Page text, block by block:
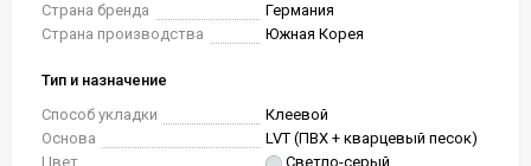
Страна бренда
Германия
Страна производства
Южная Корея
Тип и назначение
Способ укладки
Клеевой
Основа
LVT (ПВХ + кварцевый песок)
Цвет
Светло-серый